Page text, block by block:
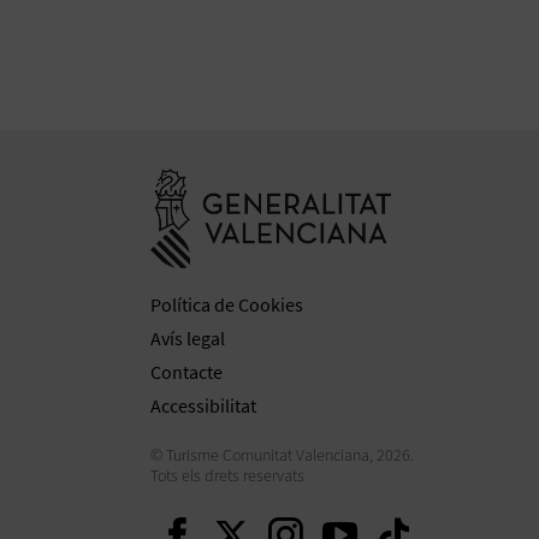
Política de Cookies
Avís legal
Contacte
Accessibilitat
© Turisme Comunitat Valenciana, 2026.
Tots els drets reservats